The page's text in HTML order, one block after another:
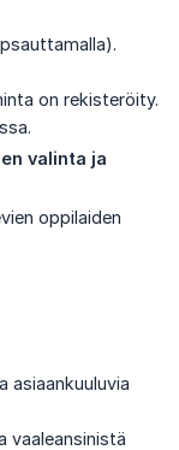
on rekisteröity.
valinta ja
oppilaiden
asiaankuuluvia
vaaleansinistä